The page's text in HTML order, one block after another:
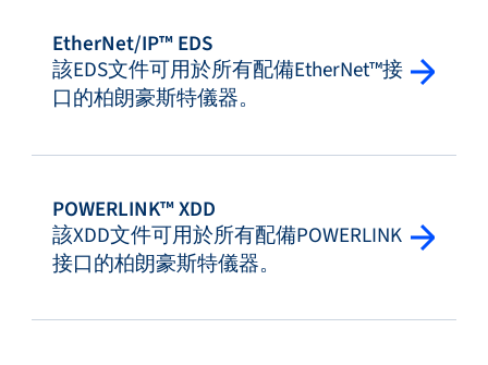
EtherNet/IP™ EDS
該EDS文件可用於所有配備EtherNet™接
口的柏朗豪斯特儀器。
POWERLINK™ XDD
該XDD文件可用於所有配備POWERLINK
接口的柏朗豪斯特儀器。